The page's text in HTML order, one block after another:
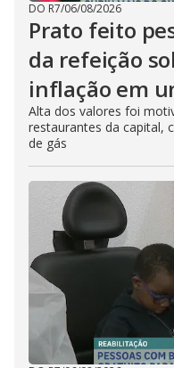
DO R7/06/08/2026
Prato feito
da refeição
inflação em
Alta dos valores foi
restaurantes da capital,
de gás